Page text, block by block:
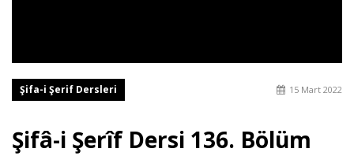
Şifa-i Şerif Dersleri 15 Mart 2022
Şifâ-i Şerîf Dersi 136. Bölüm